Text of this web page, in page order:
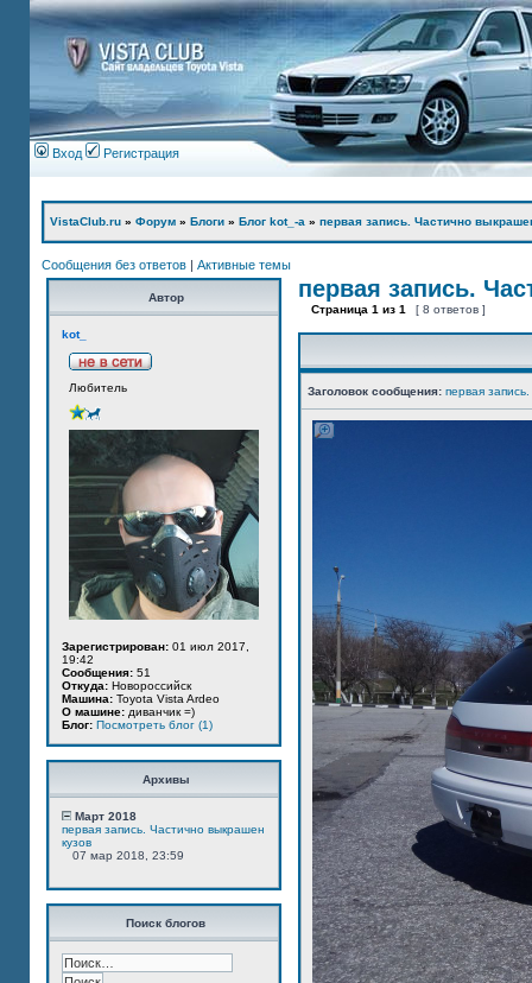
Вход Регистрация
VistaClub.ru » Форум » Блоги » Блог kot_-а » первая запись. Частично
Сообщения без ответов | Активные темы
Автор
kot_
Любитель
Зарегистрирован: 01 июл 2017,
19:42
Сообщения: 51
Откуда: Новороссийск
Машина: Toyota Vista Ardeo
О машине: диванчик =)
Блог: Посмотреть блог (1)
Архивы
Март 2018
первая запись. Частично выкрашен
кузов
07 мар 2018, 23:59
Поиск блогов
первая запись.
Страница 1 из 1 [ 8 ответов ]
Заголовок сообщения: первая